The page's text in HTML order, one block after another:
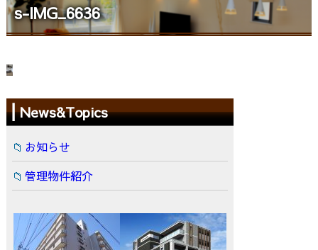
s-IMG_6636
News&Topics
お知らせ
管理物件紹介